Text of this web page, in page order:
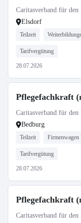
Caritasverband für
Elsdorf
Teilzeit
Tarifvergütung
28.07.2026
Pflegefachkraft
Caritasverband für
Bedburg
Teilzeit Firmenwagen
Tarifvergütung
28.07.2026
Pflegefachkraft
Caritasverband für